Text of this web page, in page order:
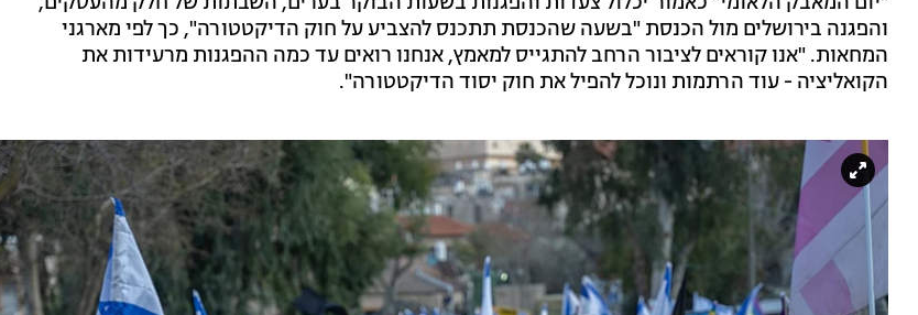
והפגנה בירושלים מול הכנסת "בשעה שהכנסת תתכנס להצביע על חוק הדיקטטורה", כך לפי מארגני
המחאות. "אנו קוראים לציבור הרחב להתגייס למאמץ, אנחנו רואים עד כמה ההפגנות מרעידות את
הקואליציה - עוד הרתמות ונוכל להפיל את חוק יסוד הדיקטטורה".